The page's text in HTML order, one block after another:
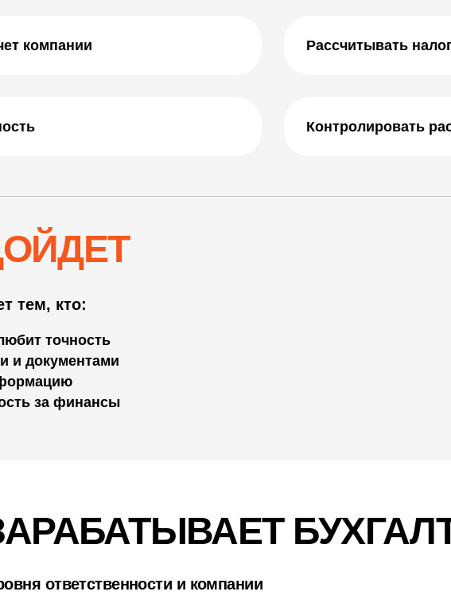
компании Рассчитывать
Контролировать
тем, кто:
точность
и документами
за финансы
ответственности и компании